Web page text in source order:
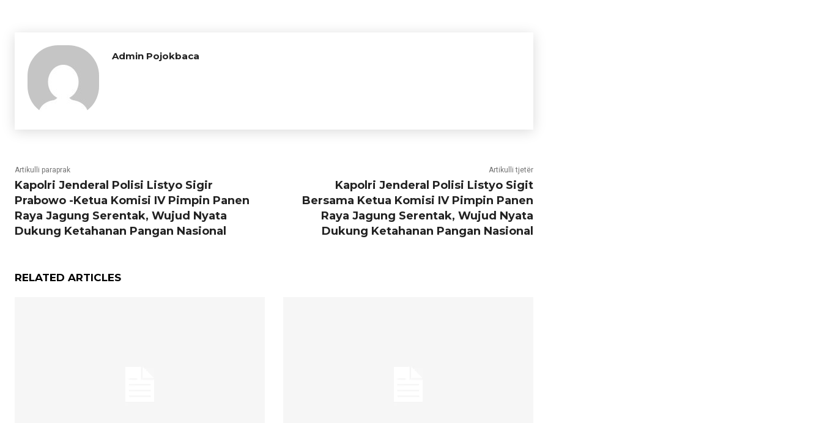
Admin Pojokbaca
Artikulli paraprak
Kapolri Jenderal Polisi Listyo Sigir
Prabowo -Ketua Komisi IV Pimpin Panen
Raya Jagung Serentak, Wujud Nyata
Dukung Ketahanan Pangan Nasional
Artikulli tjetër
Kapolri Jenderal Polisi Listyo Sigit
Bersama Ketua Komisi IV Pimpin Panen
Raya Jagung Serentak, Wujud Nyata
Dukung Ketahanan Pangan Nasional
RELATED ARTICLES